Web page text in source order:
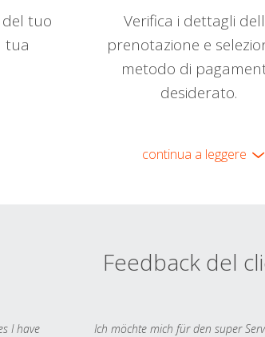
del tuo
tua
Verifica i dettagli
prenotazione e
metodo di
desiderato.
continua a leggere
Feedback del
I have
Ich möchte mich für den super